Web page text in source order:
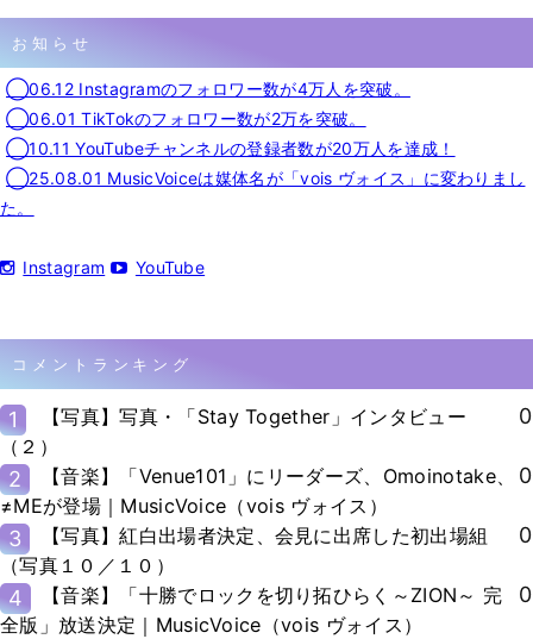
お知らせ
◯06.12 Instagramのフォロワー数が4万人を突破。
◯06.01 TikTokのフォロワー数が2万を突破。
◯10.11 YouTubeチャンネルの登録者数が20万人を達成！
◯25.08.01 MusicVoiceは媒体名が「vois ヴォイス」に変わりまし
た。
Instagram YouTube
コメントランキング
1
【写真】写真・「Stay Together」インタビュー
（２）
0
2
【音楽】「Venue101」にリーダーズ、Omoinotake、
≠MEが登場｜MusicVoice（vois ヴォイス）
0
3
【写真】紅白出場者決定、会見に出席した初出場組
（写真１０／１０）
0
4
【音楽】「十勝でロックを切り拓ひらく～ZION～ 完
全版」放送決定｜MusicVoice（vois ヴォイス）
0